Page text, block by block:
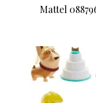
Mattel